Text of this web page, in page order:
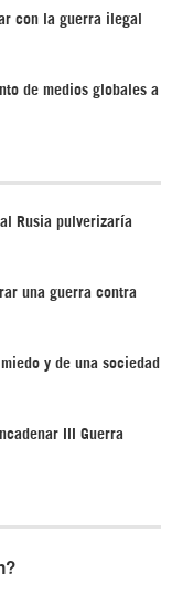
con la guerra ilegal
de medios globales a
Rusia pulverizaría
una guerra contra
y de una sociedad
III Guerra